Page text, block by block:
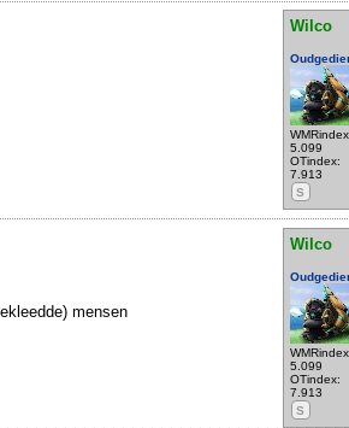
Wilco
5.099
OTindex:
7.913
S
Wilco
5.099
OTindex:
7.913
S
mensen